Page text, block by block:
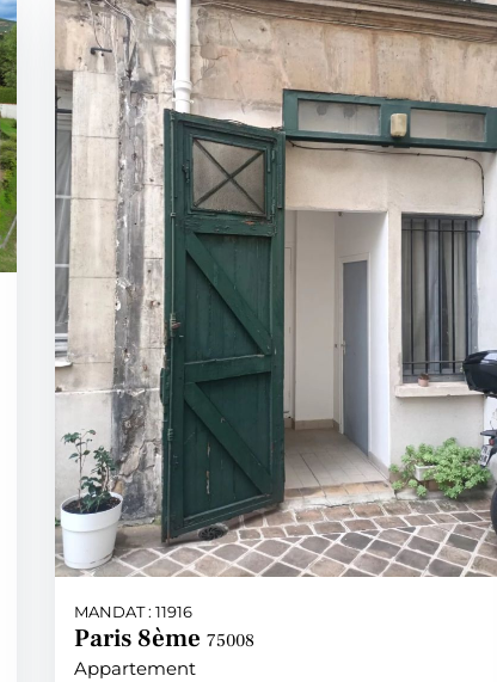
MANDAT : 11916
Paris 8ème75008
Appartement